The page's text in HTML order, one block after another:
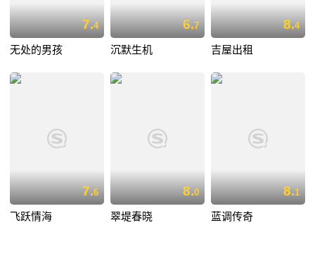
7.4
无处的男孩
6.7
沉默生机
8.4
吉屋出租
7.6
飞跃情海
8.0
翠堤春晓
8.1
蓝调传奇